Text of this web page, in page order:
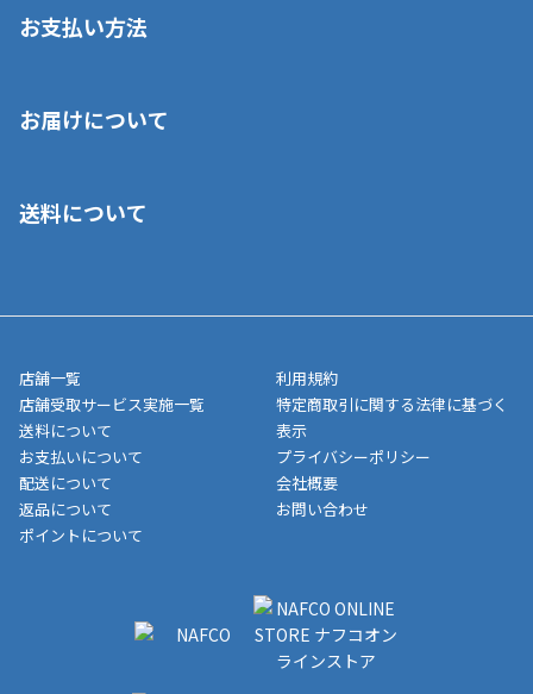
お支払い方法
いいただくことはできません。ご了承ください。
■代金引換(代引)※手数料がかかります
■商品によっては一部決済方法が使用できない場合がございま
す。
お届けについて
ご注文が確認出来次第、1～4営業日に発送いたします。「お取り
業日にてお引渡しとなります。(離島などの場合、例外もあります)
メーカー直送品など一部商品については、その他商品との購入に
制限がかかる場合がございます。また発送日についても、通常と
異なる場合がございます。対象商品の説明ページをご確認くださ
い。
■店舗受取をご選択いただいた場合
ご注文が確認出来次第、お受取される店舗在庫を使用してご準備
をさせていただきます。店舗に在庫がない場合は店舗よりお取り
いただく場合がございます。店舗準備でのお渡しとなる為、商品
のみの受け渡しとなります。（箱や納品書は付属しておりませ
ん）店舗で準備が出来次第、メールにてご連絡させていただきま
送料について
店舗一覧
店舗受取サービス実施一覧
送料について
お支払いについて
配送について
返品について
ポイントについて
利用規約
特定商取引に関する法律に基づく
表示
プライバシーポリシー
会社概要
お問い合わせ